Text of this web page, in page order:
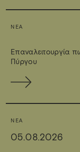
ΝΈΑ
Επαναλειτουργία
Πύργου
ΝΈΑ
05.08.2026